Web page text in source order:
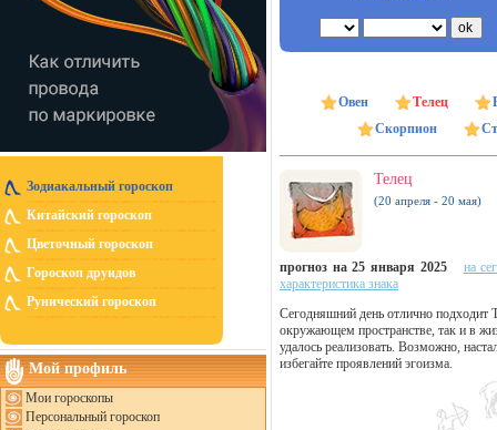
Зодиакальный гороскоп
Китайский гороскоп
Цветочный гороскоп
Гороскоп друидов
Рунический гороскоп
Мой профиль
Мои гороскопы
Персональный гороскоп
Овен Телец
Скорпион
Телец
(20 апреля - 20 мая)
прогноз на 25 января 2025
на
характеристика знака
Сегодняшний день отлично подходит
окружающем пространстве, так и в
удалось реализовать. Возможно,
избегайте проявлений эгоизма.